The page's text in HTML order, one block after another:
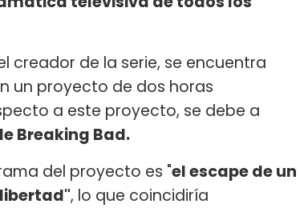
creador de la serie, se encuentra
un proyecto de dos horas
a este proyecto, se debe a
Breaking Bad.
del proyecto es "el escape de un
, lo que coincidiría